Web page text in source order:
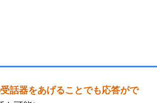
話器をあげることでも応答がで